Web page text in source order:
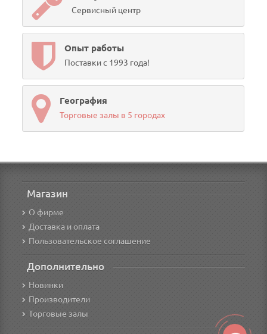
Сервисный центр
Опыт работы
Поставки с 1993 года!
География
Торговые залы в 5 городах
Магазин
О фирме
Доставка и оплата
Пользовательское соглашение
Дополнительно
Новинки
Производители
Торговые залы